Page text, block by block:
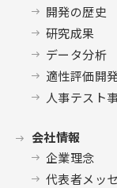
開発の歴史
研究成果
データ分析
適性評価開
人事テスト
会社情報
企業理念
代表者メッ